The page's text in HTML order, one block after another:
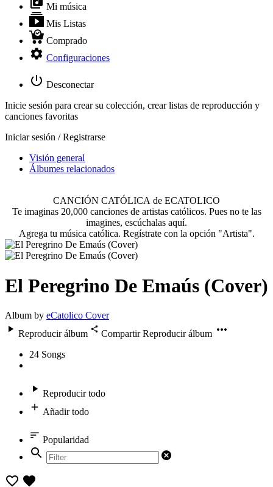
Mi música
Mis Listas
Comprado
Configuraciones
Desconectar
Inicie sesión para crear su colección, crear listas de reproducción y
canciones favoritas
Iniciar sesión / Registrarse
Visión general
Álbumes relacionados
CANCIÓN CATÓLICA de ECATOLICO
Te imaginas 20,000 canciones de artistas católicos. Pues no te las
imagines, escúchalas aquí.
Agrega tu música católica. Regístrate con la opción "Artista".
El Peregrino De Emaús (Cover)
Album by eCatolico Cover
Reproducir álbum
Compartir Reproducir álbum
24 Songs
Reproducir todo
Añadir todo
Popularidad